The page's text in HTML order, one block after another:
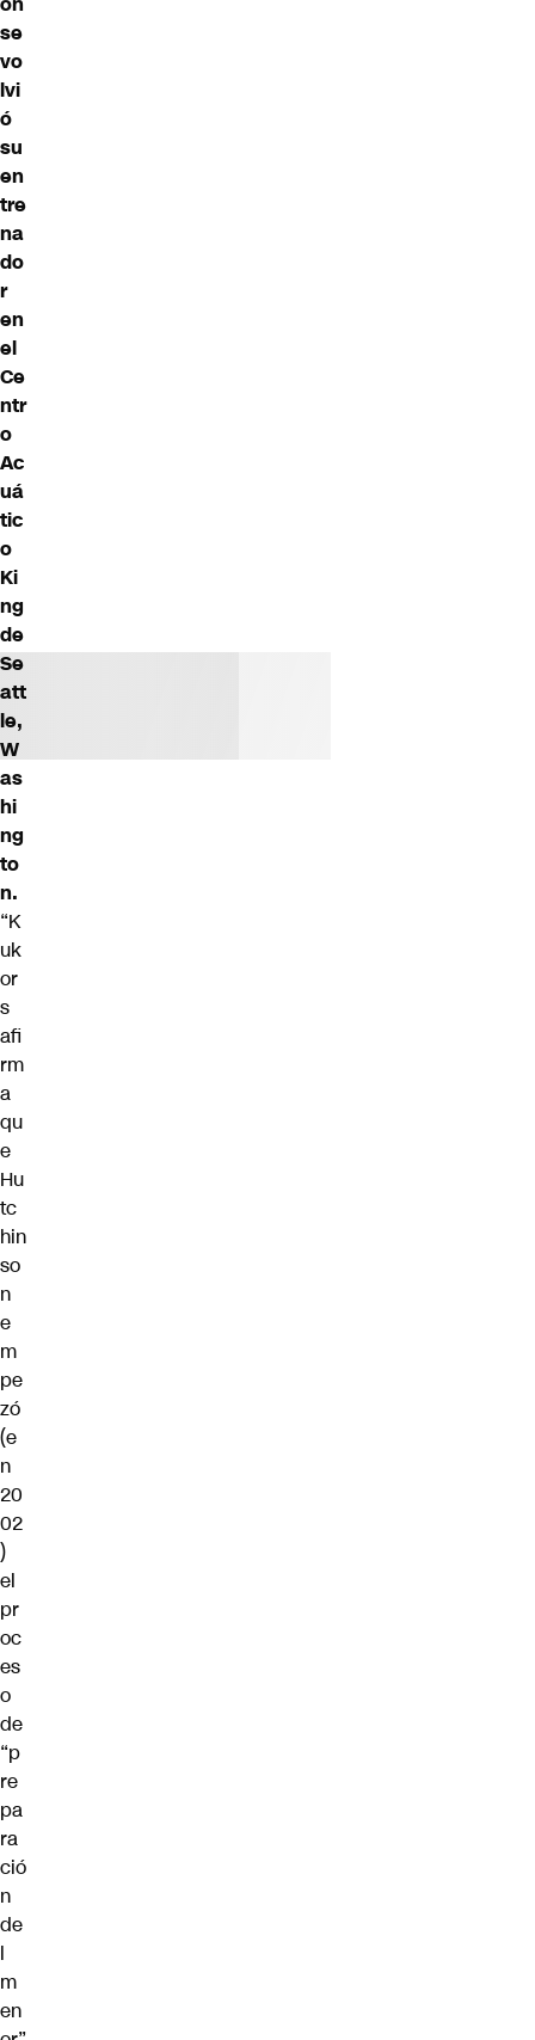
se
vo
lvi
ó
su
en
tre
na
do
r
en
el
Ce
ntr
o
Ac
uá
tic
o
Ki
ng
de
Se
att
le,
W
as
hi
ng
to
n.
“K
uk
or
s
afi
rm
a
qu
e
Hu
tc
hin
so
n
e
m
pe
zó
(e
n
20
02
)
el
pr
oc
es
o
de
“p
re
pa
ra
ció
n
de
l
m
en